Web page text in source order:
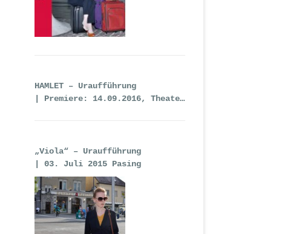
HAMLET – Uraufführung
| Premiere: 14.09.2016, Theater
„Viola“ – Uraufführung
| 03. Juli 2015 Pasing